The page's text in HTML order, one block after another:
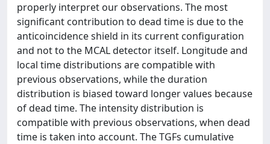
properly interpret our observations. The most
significant contribution to dead time is due to the
anticoincidence shield in its current configuration
and not to the MCAL detector itself. Longitude and
local time distributions are compatible with
previous observations, while the duration
distribution is biased toward longer values because
of dead time. The intensity distribution is
compatible with previous observations, when dead
time is taken into account. The TGFs cumulative